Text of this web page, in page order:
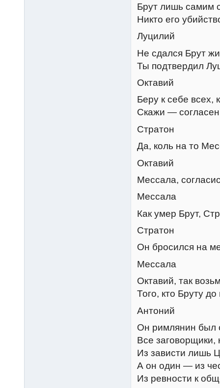
Брут лишь самим
Никто его
Луцилий
Не сдался Брут
Ты подтвердил
Октавий
Беру к себе всех,
Скажи —
Стратон
Да, коль на то
Октавий
Мессала,
Мессала
Как умер Брут,
Стратон
Он бросился на
Мессала
Октавий, так
Того, кто Бруту
Антоний
Он римлянин был
Все заговорщики,
Из зависти лишь
А он один — из
Из ревности к